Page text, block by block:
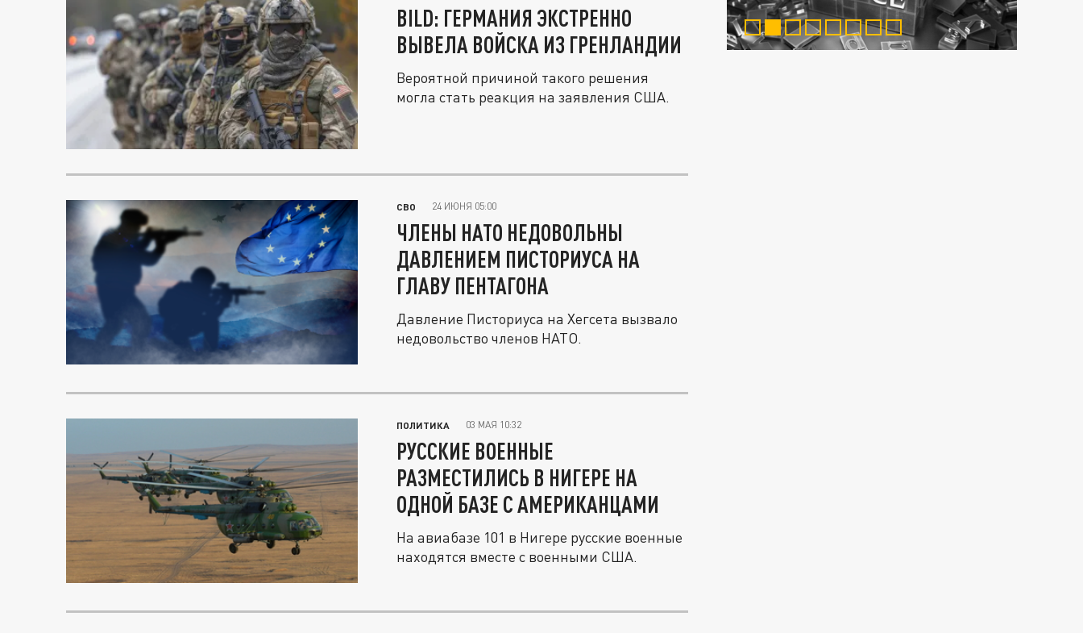
BILD: ГЕРМАНИЯ ЭКСТРЕННО
ВЫВЕЛА ВОЙСКА ИЗ ГРЕНЛАНДИИ
Вероятной причиной такого решения
могла стать реакция на заявления США.
СВО 24 ИЮНЯ 05:00
ЧЛЕНЫ НАТО НЕДОВОЛЬНЫ
ДАВЛЕНИЕМ ПИСТОРИУСА НА
ГЛАВУ ПЕНТАГОНА
Давление Писториуса на Хегсета вызвало
недовольство членов НАТО.
ПОЛИТИКА 03 МАЯ 10:32
РУССКИЕ ВОЕННЫЕ
РАЗМЕСТИЛИСЬ В НИГЕРЕ НА
ОДНОЙ БАЗЕ С АМЕРИКАНЦАМИ
На авиабазе 101 в Нигере русские военные
находятся вместе с военными США.